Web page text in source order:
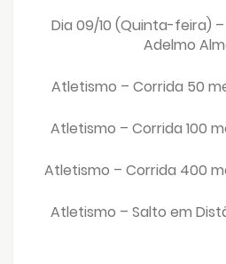
Dia 09/10 (Quinta-feira)
Adelmo
Atletismo – Corrida 50
Atletismo – Corrida 100
Atletismo – Corrida 400
Atletismo – Salto em